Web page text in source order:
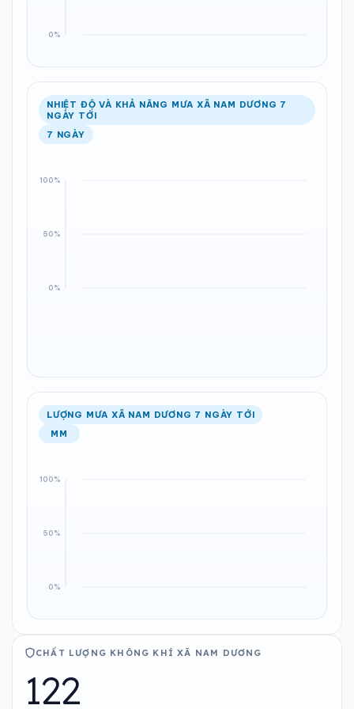
NHIỆT ĐỘ VÀ KHẢ NĂNG MƯA XÃ NAM DƯƠNG 7
NGÀY TỚI
7 NGÀY
LƯỢNG MƯA XÃ NAM DƯƠNG 7 NGÀY TỚI
MM
CHẤT LƯỢNG KHÔNG KHÍ XÃ NAM DƯƠNG
122